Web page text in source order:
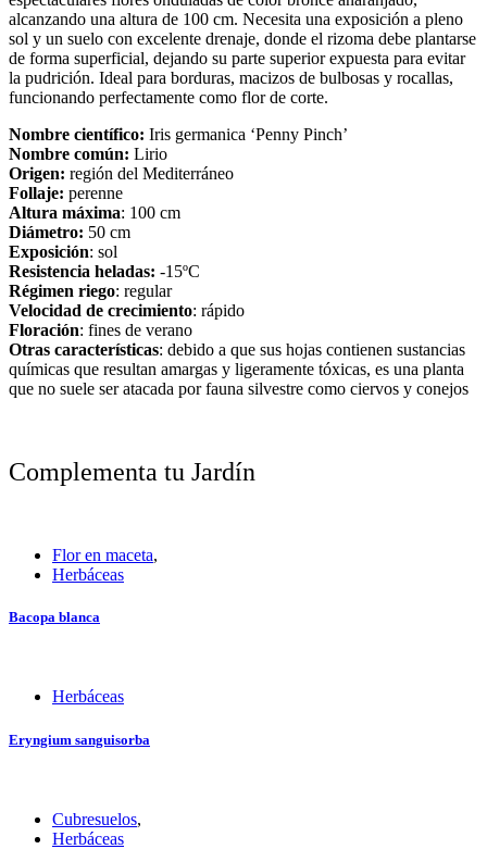
alcanzando una altura de 100 cm. Necesita una exposición a pleno
sol y un suelo con excelente drenaje, donde el rizoma debe plantarse
de forma superficial, dejando su parte superior expuesta para evitar
la pudrición. Ideal para borduras, macizos de bulbosas y rocallas,
funcionando perfectamente como flor de corte.
Nombre científico: Iris germanica ‘Penny Pinch’
Nombre común: Lirio
Origen: región del Mediterráneo
Follaje: perenne
Altura máxima: 100 cm
Diámetro: 50 cm
Exposición: sol
Resistencia heladas: -15ºC
Régimen riego: regular
Velocidad de crecimiento: rápido
Floración: fines de verano
Otras características: debido a que sus hojas contienen sustancias
químicas que resultan amargas y ligeramente tóxicas, es una planta
que no suele ser atacada por fauna silvestre como ciervos y conejos
Complementa tu Jardín
Flor en maceta,
Herbáceas
Bacopa blanca
Herbáceas
Eryngium sanguisorba
Cubresuelos,
Herbáceas